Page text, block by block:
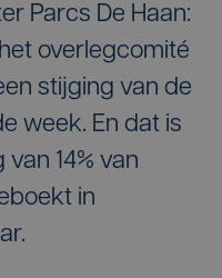
Parcs De Haan:
overlegcomité
stijging van de
week. En dat is
14% van
in